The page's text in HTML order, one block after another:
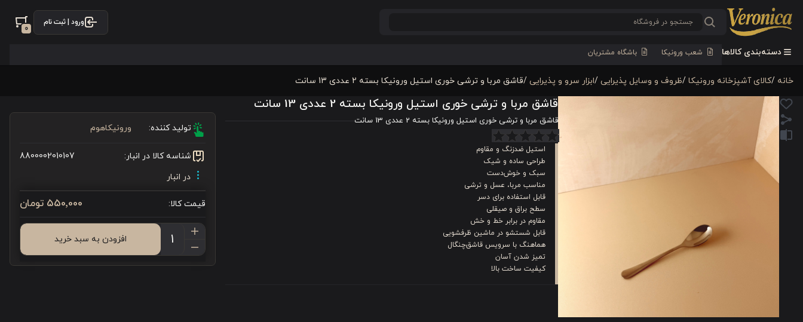
ورود | ثبت نام
0
دسته‌بندی کالاها شعب ورونیکا باشگاه مشتریان
خانه /كالای آشپزخانه ورونیکا /ظروف و وسایل پذیرایی /ابزار سرو و پذیرایی /قاشق مربا و ترشی خوری استیل ورونیکا بسته 2 عددی 13 سانت
قاشق مربا و ترشی خوری استیل ورونیکا بسته 2 عددی 13 سانت
قاشق مربا و ترشی خوری استیل ورونیکا بسته 2 عددی 13 سانت
استیل ضدزنگ و مقاوم
طراحی ساده و شیک
سبک و خوش‌دست
مناسب مربا، عسل و ترشی
قابل استفاده برای دسر
سطح براق و صیقلی
مقاوم در برابر خط و خش
قابل شستشو در ماشین ظرفشویی
هماهنگ با سرویس قاشق‌چنگال
تمیز شدن آسان
کیفیت ساخت بالا
تولید کننده: ورونیکاهوم
شناسه کالا در انبار:
8800002010107
در انبار
قیمت کالا: 550٬000 تومان
افزودن به سبد خرید